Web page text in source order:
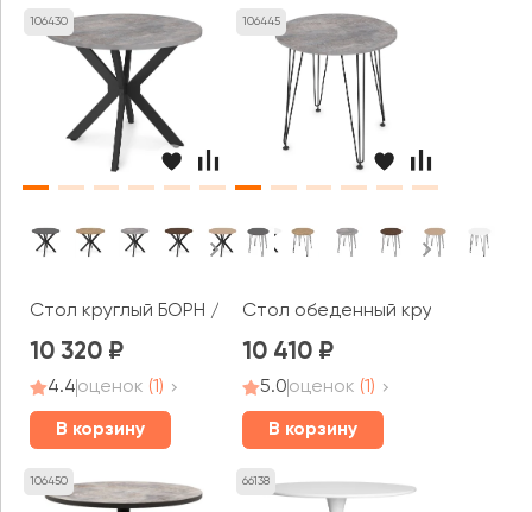
106430
Стол круглый БОРН / BORN (900x900x750)
10 320
4.4оценок (1)
В корзину
106445
Стол обеденный круглый
10 410
5.0оценок (1)
В корзину
106450 66138